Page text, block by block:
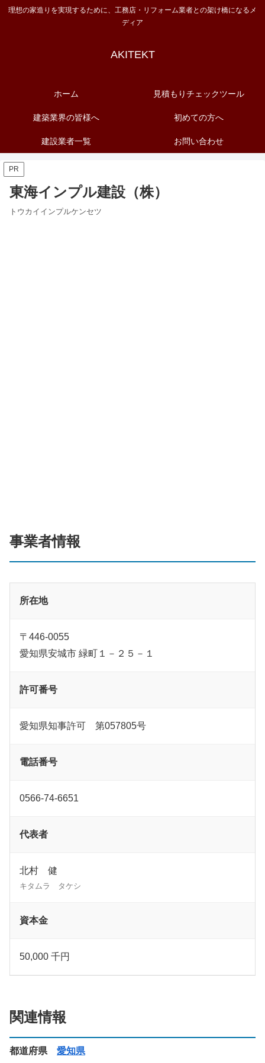
理想の家造りを実現するために、工務店・リフォーム業者との架け橋になるメ
ディア
AKITEKT
ホーム 見積もりチェックツール
建築業界の皆様へ 初めての方へ
建設業者一覧 お問い合わせ
PR
東海インプル建設（株）
トウカイインプルケンセツ
事業者情報
所在地
〒446-0055
愛知県安城市 緑町１－２５－１
許可番号
愛知県知事許可 第057805号
電話番号
0566-74-6651
代表者
北村 健
キタムラ タケシ
資本金
50,000 千円
関連情報
都道府県 愛知県